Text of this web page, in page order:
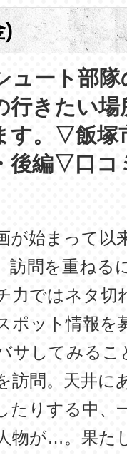
)
ュート部
行きたい場
す。▽飯塚
後編▽口
が始まって以
訪問を重ねる
力ではネタ切
ポット情報を
サしてみる
訪問。天井に
たりする中、
物が…。果た